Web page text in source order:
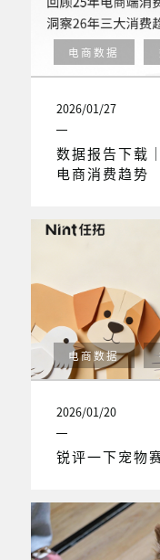
电商数据
2026/01/27
数据报告下载
电商消费趋势
电商数据
2026/01/20
锐评一下宠物